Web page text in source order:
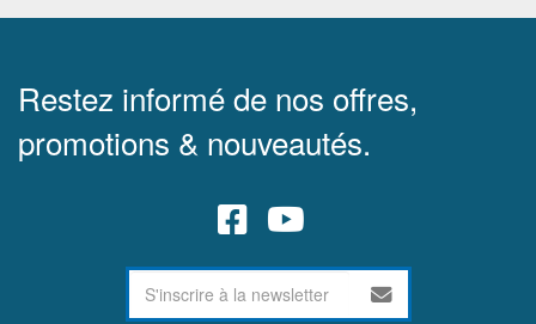
Restez informé de nos offres,
promotions & nouveautés.